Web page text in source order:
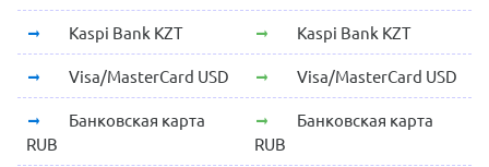
Kaspi Bank KZT Kaspi Bank KZT
Visa/MasterCard USD Visa/MasterCard USD
Банковская карта
RUB
Банковская карта
RUB